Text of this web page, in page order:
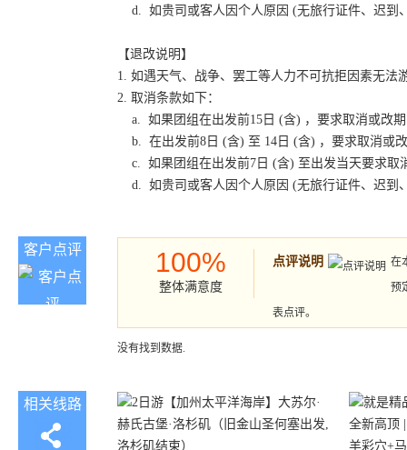
d. 如贵司或客人因个人原因 (无旅行证件、迟到
【退改说明】
1. 如遇天气、战争、罢工等人力不可抗拒因素无
2. 取消条款如下：
a. 如果团组在出发前15日 (含) ，要求取消或改
b. 在出发前8日 (含) 至 14日 (含) ，要求取消或
c. 如果团组在出发前7日 (含) 至出发当天要求取
d. 如贵司或客人因个人原因 (无旅行证件、迟到
客户点评 100%
整体满意度
点评说明
在
预
表点评。
没有找到数据.
相关线路